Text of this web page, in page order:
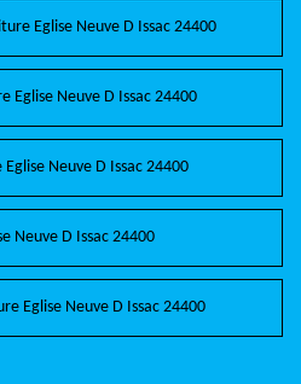
Eglise Neuve D Issac 24400
Eglise Neuve D Issac 24400
Neuve D Issac 24400
Neuve D Issac 24400
Eglise Neuve D Issac 24400